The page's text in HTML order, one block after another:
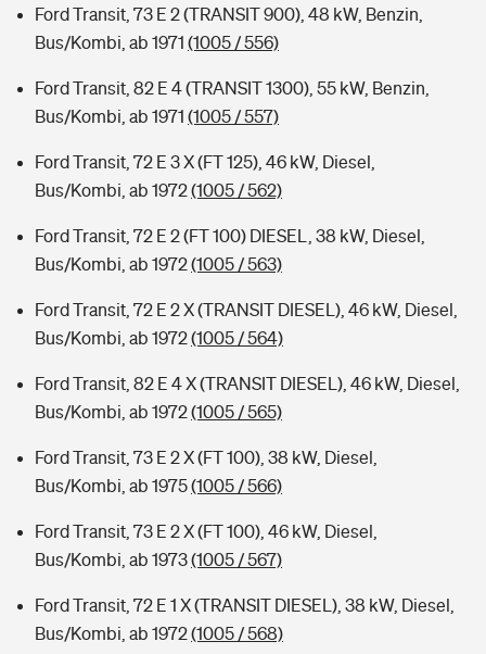
Ford Transit, 73 E 2 (TRANSIT 900), 48 kW, Benzin,
Bus/Kombi, ab 1971 (1005 / 556)
Ford Transit, 82 E 4 (TRANSIT 1300), 55 kW, Benzin,
Bus/Kombi, ab 1971 (1005 / 557)
Ford Transit, 72 E 3 X (FT 125), 46 kW, Diesel,
Bus/Kombi, ab 1972(1005 / 562)
Ford Transit, 72 E 2 (FT 100) DIESEL, 38 kW, Diesel,
Bus/Kombi, ab 1972(1005 / 563)
Ford Transit, 72 E 2 X (TRANSIT DIESEL), 46 kW, Diesel,
Bus/Kombi, ab 1972(1005 / 564)
Ford Transit, 82 E 4 X (TRANSIT DIESEL), 46 kW, Diesel,
Bus/Kombi, ab 1972(1005 / 565)
Ford Transit, 73 E 2 X (FT 100), 38 kW, Diesel,
Bus/Kombi, ab 1975(1005 / 566)
Ford Transit, 73 E 2 X (FT 100), 46 kW, Diesel,
Bus/Kombi, ab 1973(1005 / 567)
Ford Transit, 72 E 1 X (TRANSIT DIESEL), 38 kW, Diesel,
Bus/Kombi, ab 1972(1005 / 568)